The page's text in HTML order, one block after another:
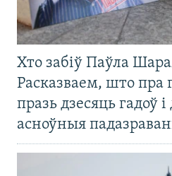
Хто забіў Паўла
Расказваем, што пра
празь дзесяць гадоў
асноўныя